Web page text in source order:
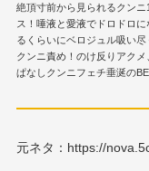
絶頂寸前から見られるクン
ス！唾液と愛液でドロドロ
るくらいにベロジュル吸い
クンニ責め！のけ反りアク
ぱなしクンニフェチ垂涎の
元ネタ：https://